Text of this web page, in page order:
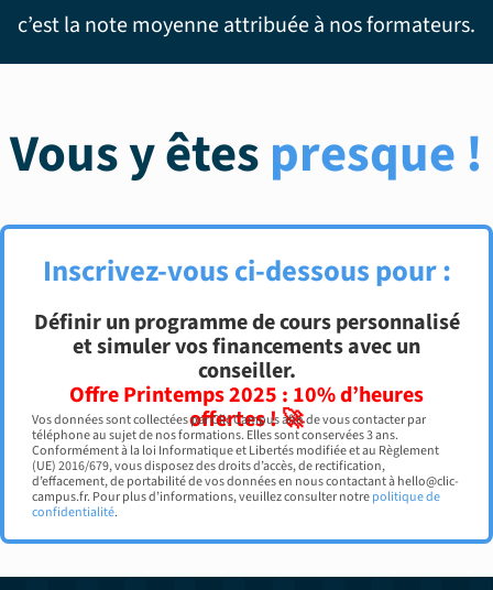
c’est la note moyenne attribuée à nos formateurs.
Vous y êtespresque !
Inscrivez-vous ci-dessous pour :
Définir un programme de cours personnalisé
et simuler vos financements avec un
conseiller.
Offre Printemps 2025 : 10% d’heures
offertes ! 🚀
Vos données sont collectées par Clic Campus afin de vous contacter par
téléphone au sujet de nos formations. Elles sont conservées 3 ans.
Conformément à la loi Informatique et Libertés modifiée et au Règlement
(UE) 2016/679, vous disposez des droits d’accès, de rectification,
d’effacement, de portabilité de vos données en nous contactant à hello@clic-
campus.fr. Pour plus d’informations, veuillez consulter notrepolitique de
confidentialité.